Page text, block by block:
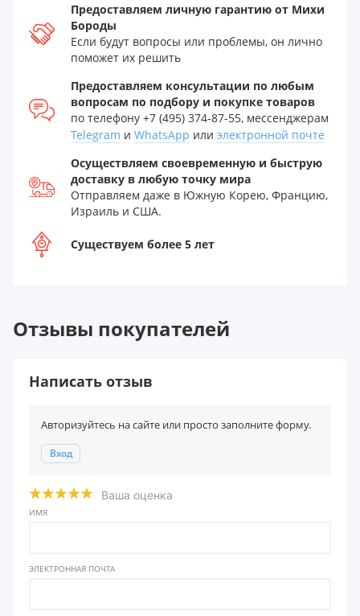
Предоставляем личную гарантию от Михи
Бороды
Если будут вопросы или проблемы, он лично
поможет их решить
Предоставляем консультации по любым
вопросам по подбору и покупке товаров
по телефону +7 (495) 374-87-55, мессенджерам
Telegram и WhatsApp или электронной почте
Осуществляем своевременную и быструю
доставку в любую точку мира
Отправляем даже в Южную Корею, Францию,
Израиль и США.
Существуем более 5 лет
Отзывы покупателей
Написать отзыв
Авторизуйтесь на сайте или просто заполните форму.
Вход
Ваша оценка
ИМЯ
ЭЛЕКТРОННАЯ ПОЧТА